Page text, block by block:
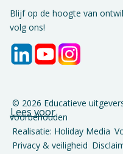
Lees voor
Blijf op de hoogte van
volg ons!
© 2026 Educatieve
voorbehouden
Realisatie: Holiday Media
Privacy & veiligheid